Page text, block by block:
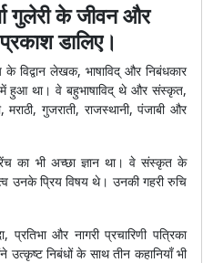
गुलेरी के जीवन और
डालिए।
के विद्वान लेखक, भाषाविद् और निबंधकार
हुआ था। वे बहुभाषाविद् थे और संस्कृत,
गुजराती, राजस्थानी, पंजाबी और
का भी अच्छा ज्ञान था। वे संस्कृत के
उनके प्रिय विषय थे। उनकी गहरी रुचि
और नागरी प्रचारिणी पत्रिका
निबंधों के साथ तीन कहानियाँ भी